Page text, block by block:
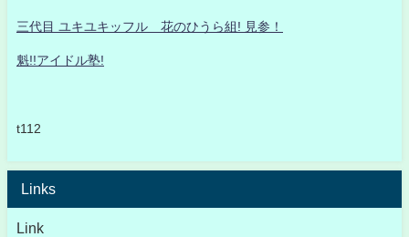
三代目 ユキユキッフル 花のひうら組! 見参！
魁!!アイドル塾!
t112
Links
Link